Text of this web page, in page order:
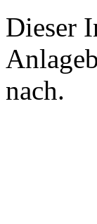
Dieser
nach.